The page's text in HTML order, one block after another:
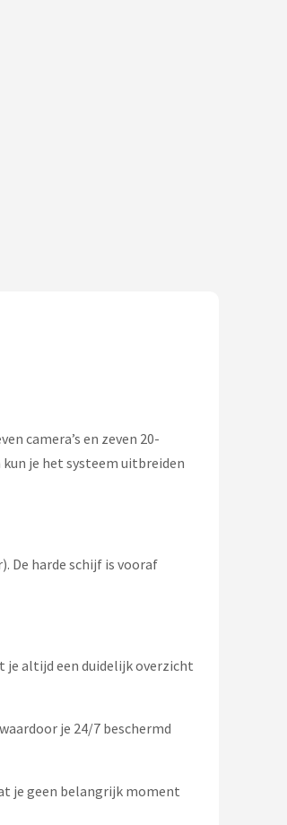
camera’s en zeven 20-
je het systeem uitbreiden
De harde schijf is vooraf
je altijd een duidelijk overzicht
je 24/7 beschermd
je geen belangrijk moment